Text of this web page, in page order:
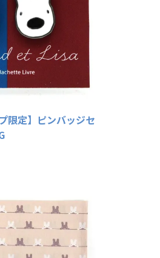
限定】ピンバッジセ